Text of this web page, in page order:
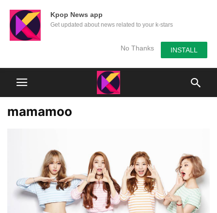
Kpop News app
Get updated about news related to your k-stars
No Thanks INSTALL
mamamoo